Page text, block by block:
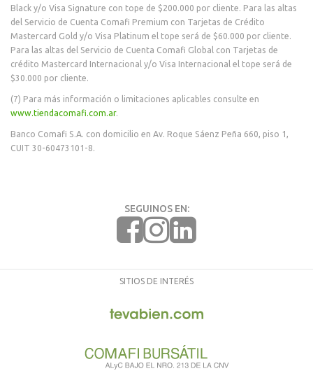
Black y/o Visa Signature con tope de $200.000 por cliente. Para las altas
del Servicio de Cuenta Comafi Premium con Tarjetas de Crédito
Mastercard Gold y/o Visa Platinum el tope será de $60.000 por cliente.
Para las altas del Servicio de Cuenta Comafi Global con Tarjetas de
crédito Mastercard Internacional y/o Visa Internacional el tope será de
$30.000 por cliente.
(7) Para más información o limitaciones aplicables consulte en
www.tiendacomafi.com.ar.
Banco Comafi S.A. con domicilio en Av. Roque Sáenz Peña 660, piso 1,
CUIT 30-60473101-8.
SEGUINOS EN:
SITIOS DE INTERÉS